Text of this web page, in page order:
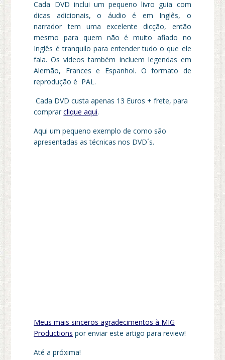
Cada DVD inclui um pequeno livro guia com
dicas adicionais, o áudio é em Inglês, o
narrador tem uma excelente dicção, então
mesmo para quem não é muito afiado no
Inglês é tranquilo para entender tudo o que ele
fala. Os vídeos também incluem legendas em
Alemão, Frances e Espanhol. O formato de
reprodução é PAL.
Cada DVD custa apenas 13 Euros + frete, para
comprarclique aqui.
Aqui um pequeno exemplo de como são
apresentadas as técnicas nos DVD´s.
Meus mais sinceros agradecimentos à MIG
Productions por enviar este artigo para review!
Até a próxima!